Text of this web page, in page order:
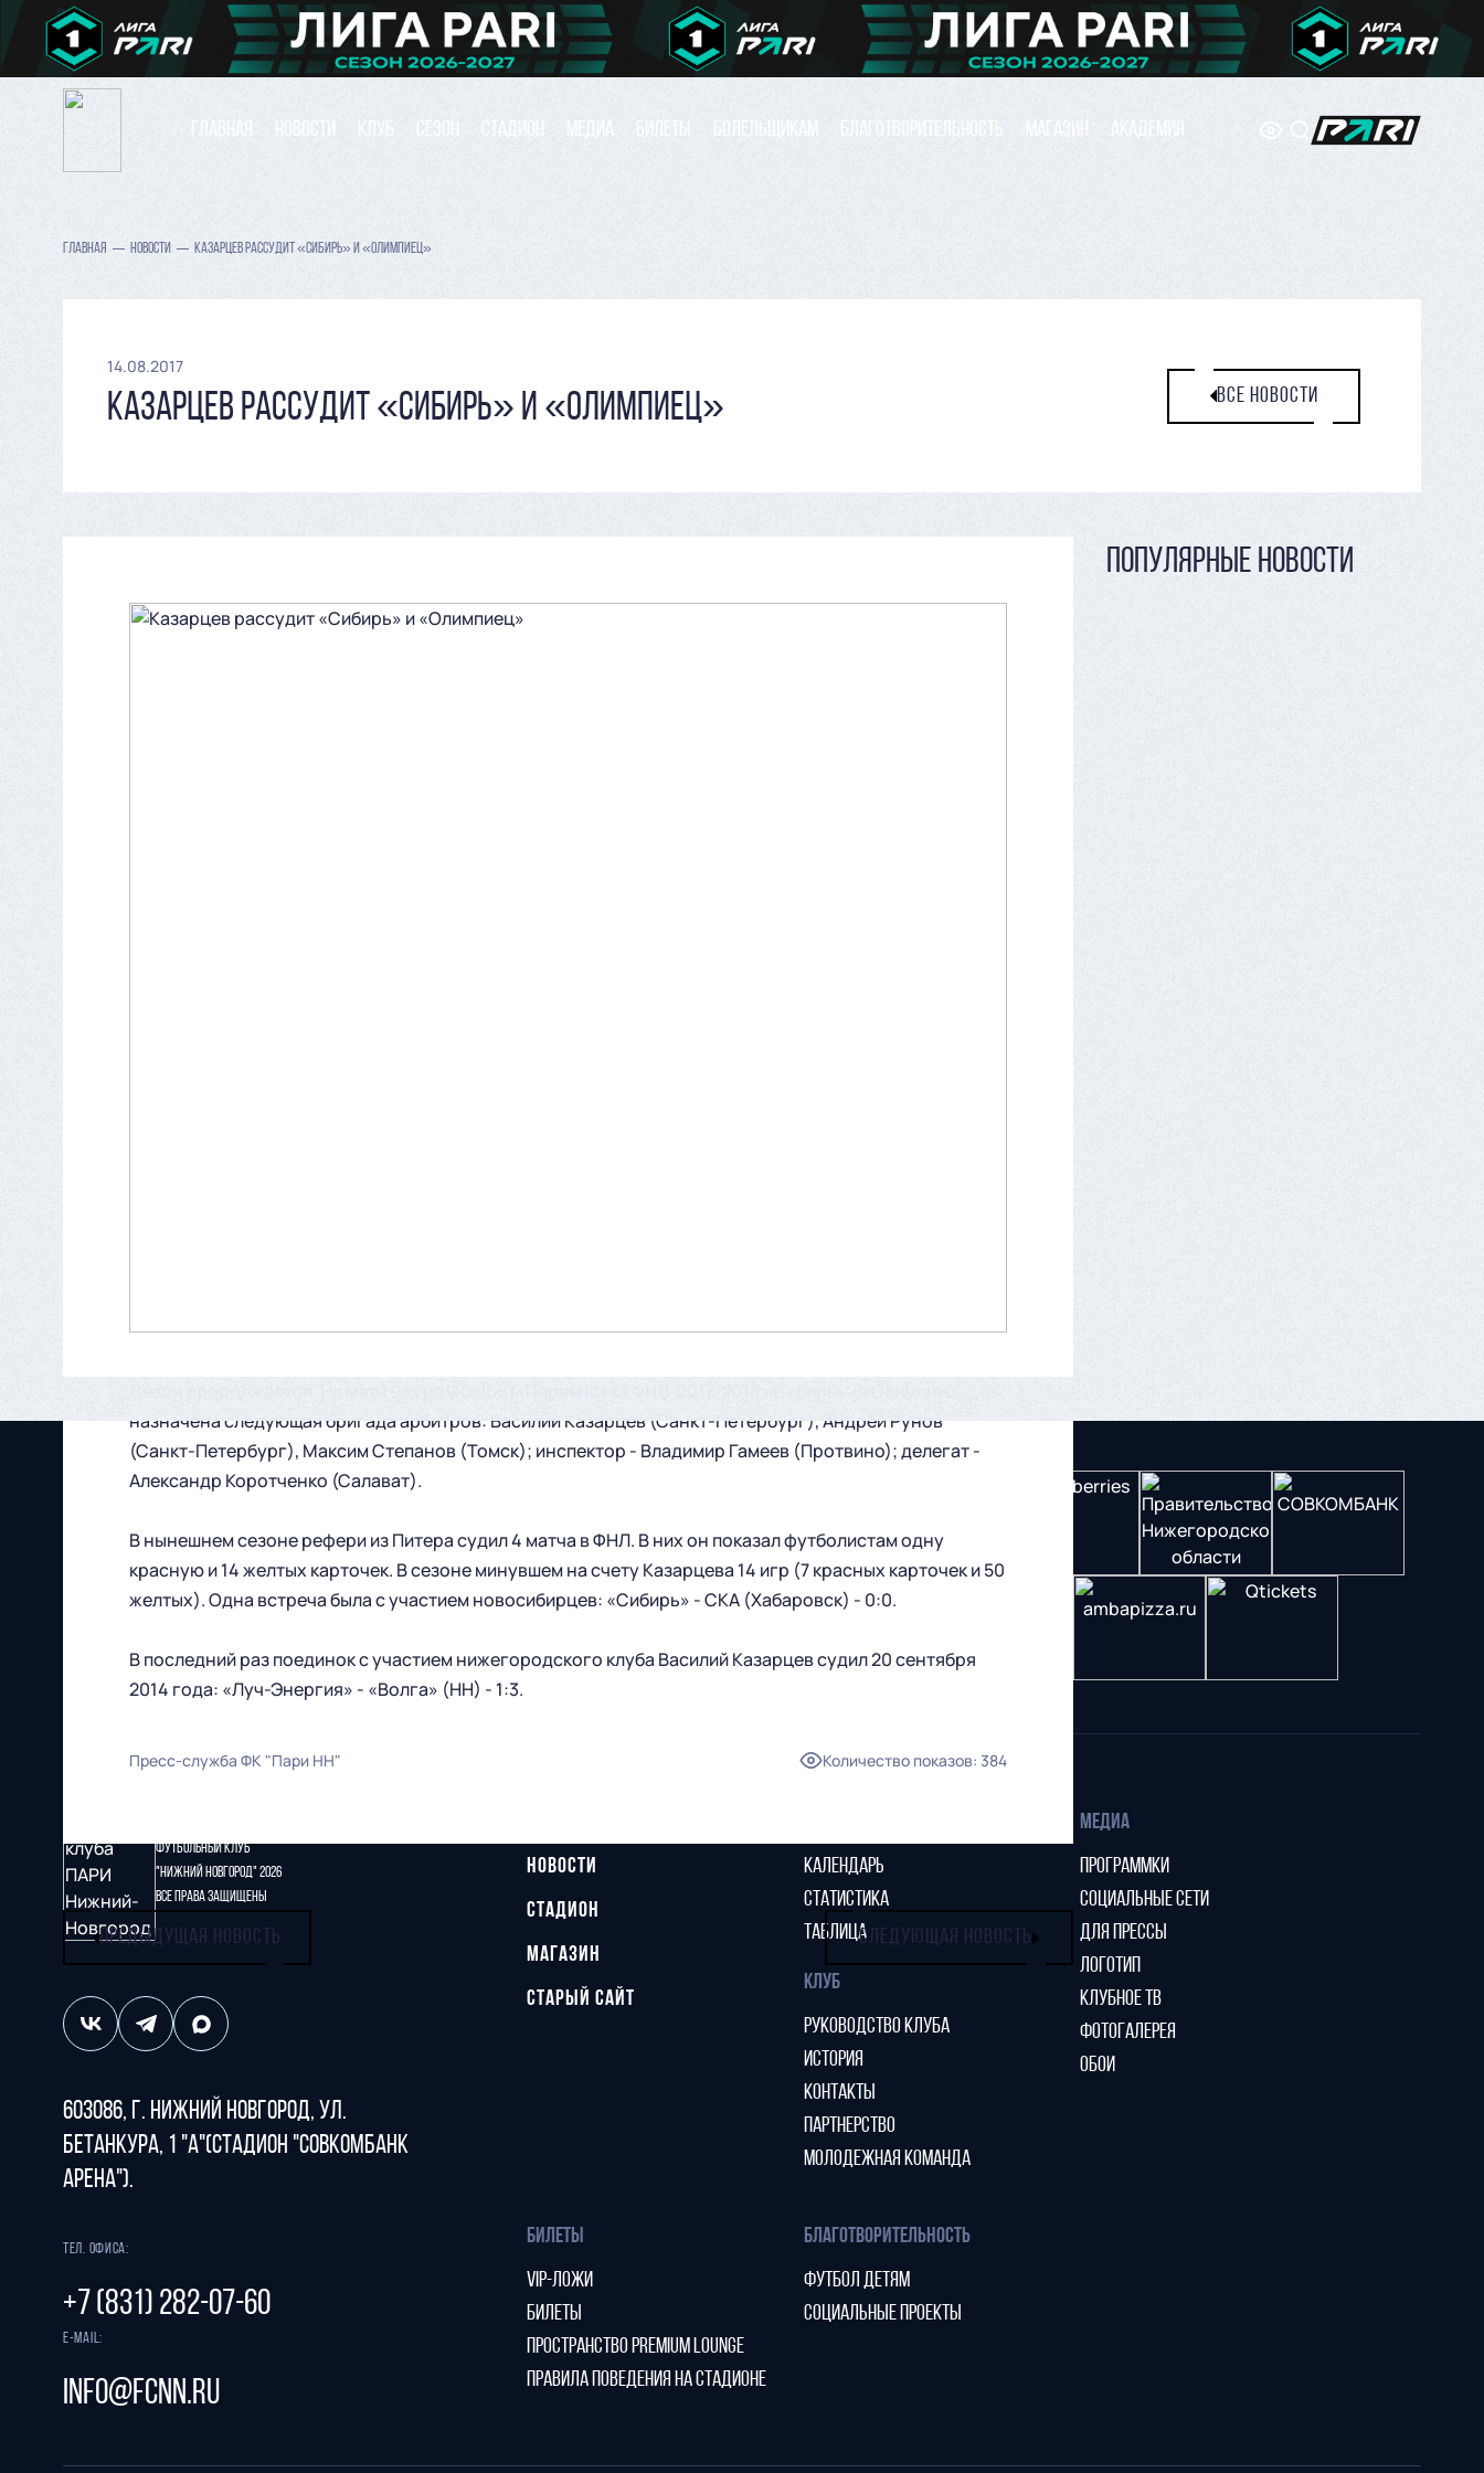
ГЛАВНАЯ НОВОСТИ КЛУБ СЕЗОН СТАДИОН МЕДИА БИЛЕТЫ БОЛЕЛЬЩИКАМ БЛАГОТВОРИТЕЛЬНОСТЬ МАГАЗИН АКАДЕМИЯ
ГЛАВНАЯ НОВОСТИ КАЗАРЦЕВ РАССУДИТ «СИБИРЬ» И «ОЛИМПИЕЦ»
14.08.2017
КАЗАРЦЕВ РАССУДИТ «СИБИРЬ» И «ОЛИМПИЕЦ» ВСЕ НОВОСТИ
назначена следующая бригада арбитров: Василий Казарцев (Санкт-Петербург), Андрей Рунов
(Санкт-Петербург), Максим Степанов (Томск); инспектор - Владимир Гамеев (Протвино); делегат -
Александр Коротченко (Салават).
В нынешнем сезоне рефери из Питера судил 4 матча в ФНЛ. В них он показал футболистам одну
красную и 14 желтых карточек. В сезоне минувшем на счету Казарцева 14 игр (7 красных карточек и 50
желтых). Одна встреча была с участием новосибирцев: «Сибирь» - СКА (Хабаровск) - 0:0.
В последний раз поединок с участием нижегородского клуба Василий Казарцев судил 20 сентября
2014 года: «Луч-Энергия» - «Волга» (НН) - 1:3.
Пресс-служба ФК "Пари НН" Количество показов: 384
ПРЕДЫДУЩАЯ НОВОСТЬ СЛЕДУЮЩАЯ НОВОСТЬ
ПОПУЛЯРНЫЕ НОВОСТИ
Футбольный клуб
"Нижний Новгород" 2026
Все права защищены
603086, г. Нижний Новгород, ул.
Бетанкура, 1 "А"(стадион "СОВКОМБАНК
АРЕНА").
Тел. офиса:
+7 (831) 282-07-60
E-mail:
info@fcnn.ru
НОВОСТИ
СТАДИОН
МАГАЗИН
СТАРЫЙ САЙТ
КАЛЕНДАРЬ
СТАТИСТИКА
ТАБЛИЦА
КЛУБ
РУКОВОДСТВО КЛУБА
ИСТОРИЯ
КОНТАКТЫ
ПАРТНЕРСТВО
МОЛОДЕЖНАЯ КОМАНДА
МЕДИА
ПРОГРАММКИ
СОЦИАЛЬНЫЕ СЕТИ
ДЛЯ ПРЕССЫ
ЛОГОТИП
КЛУБНОЕ ТВ
ФОТОГАЛЕРЕЯ
ОБОИ
БИЛЕТЫ
VIP-ЛОЖИ
БИЛЕТЫ
ПРОСТРАНСТВО PREMIUM LOUNGE
ПРАВИЛА ПОВЕДЕНИЯ НА СТАДИОНЕ
БЛАГОТВОРИТЕЛЬНОСТЬ
ФУТБОЛ ДЕТЯМ
СОЦИАЛЬНЫЕ ПРОЕКТЫ